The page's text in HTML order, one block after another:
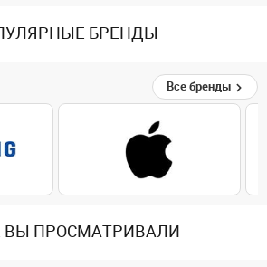
БРЕНДЫ
Все бренды
ВЫ ПРОСМАТРИВАЛИ